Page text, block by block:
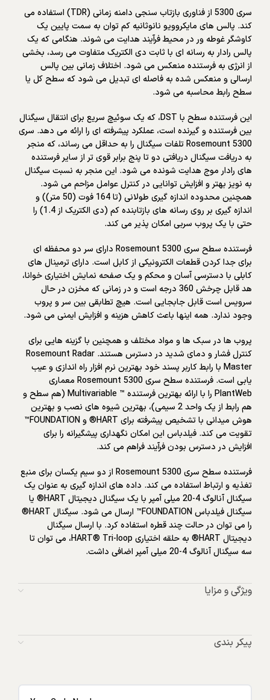
سری 5300 از فناوری بازتاب سنجی دامنه زمانی (TDR) استفاده می
کند. پالس های مایکروویو نانوثانیه کم توان به سمت پایین یک
کاوشگر غوطه ور در محیط فرآیند هدایت می شوند. هنگامی که یک
پالس رادار به رسانه ای با ثابت دی الکتریک متفاوت می رسد، بخشی
از انرژی به فرستنده منعکس می شود. اختلاف زمانی بین پالس
ارسالی و منعکس شده به فاصله ای تبدیل می شود که سطح کل یا
سطح رابط محاسبه می شود.
این فرستنده سطح با DST، که یک سوئیچ سریع برای انتقال سیگنال
بین فرستنده و گیرنده است، عملکرد پیشرفته ای را ارائه می دهد. سری
Rosemount 5300 تلفات سیگنال را به حداقل می رساند، که منجر
به دریافت سیگنال دریافتی دو تا پنج برابر قوی تر از سایر فرستنده
های رادار موج هدایت شونده می شود. این منجر به نسبت سیگنال
به نویز بهتر و افزایش توانایی در کنترل عوامل مزاحم می شود.
همچنین محدوده اندازه گیری طولانی (تا 164 فوت (50 متر)) و
اندازه گیری بر روی رسانه های بازتابنده کم (دی الکتریک از 1.4) را
حتی با یک پروب سربی امکان پذیر می کند.
فرستنده سطح سری Rosemount 5300 دارای سر دو محفظه ای
برای جدا کردن قطعات الکترونیکی از کابل است. دارای ترمینال های
کابلی با دسترسی آسان و محکم و یک صفحه نمایش اختیاری خوانا،
هد قابل چرخش 360 درجه است و در زمانی که مخزن در حال
سرویس است قابل جابجایی است. هیچ تطابقی بین سر و پروب
وجود ندارد. همه اینها باعث کاهش هزینه و افزایش ایمنی می شود.
پروب ها در سبک ها و مواد مختلف و همچنین با گزینه هایی برای
کنترل فشار و دمای شدید در دسترس هستند. Rosemount Radar
Master با رابط کاربر پسند خود بهترین نرم افزار راه اندازی و عیب
یابی است. فرستنده سطح سری Rosemount 5300 معماری
PlantWeb را با ارائه بهترین فرستنده ™ Multivariable (هم سطح و
هم رابط از یک واحد 2 سیمی)، بهترین شیوه های نصب و بهترین
هوش میدانی با تشخیص پیشرفته برای HART® و FOUNDATION™
تقویت می کند. فیلدباس این امکان نگهداری پیشگیرانه را برای
افزایش در دسترس بودن فرآیند فراهم می کند.
فرستنده سطح سری Rosemount 5300 از دو سیم یکسان برای منبع
تغذیه و ارتباط استفاده می کند. داده های اندازه گیری به عنوان یک
سیگنال آنالوگ 4-20 میلی آمپر با یک سیگنال دیجیتال HART® یا
سیگنال فیلدباس FOUNDATION™ ارسال می شود. سیگنال HART®
را می توان در حالت چند قطره استفاده کرد. با ارسال سیگنال
دیجیتال HART® به حلقه اختیاری HART® Tri-loop، می توان تا
سه سیگنال آنالوگ 4-20 میلی آمپر اضافی داشت.
ویژگی و مزایا
پیکر بندی